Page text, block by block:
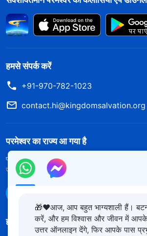
हमसे संपर्क करें
+91-970-782-1023
contact.hi@kingdomsalvation.org
परमेश्वर का राज्य आ गया है
परमेश्वर का राज्य पृथ्वी पर आ गया है! क्या आप इसमें प्रवेश
जानें
हमारा अनुसरण करें
🎁❤️आज, आप बहुत भाग्यशाली हैं।
करें, और हम विश्वास और जीवन में आपके
उत्तर ऑनलाइन देंगे, फिर आपके पास